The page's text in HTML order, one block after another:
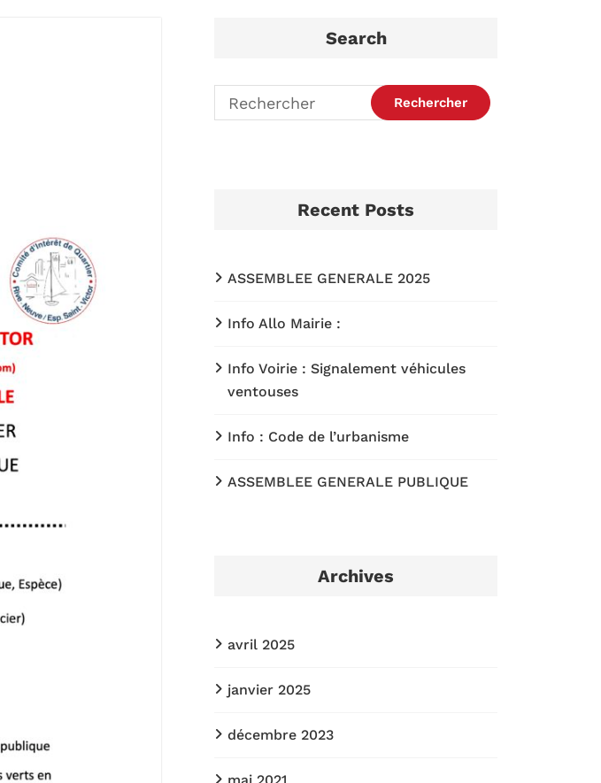
Search
Recent Posts
ASSEMBLEE GENERALE 2025
Info Allo Mairie :
Info Voirie : Signalement véhicules
ventouses
Info : Code de l’urbanisme
ASSEMBLEE GENERALE PUBLIQUE
Archives
avril 2025
janvier 2025
décembre 2023